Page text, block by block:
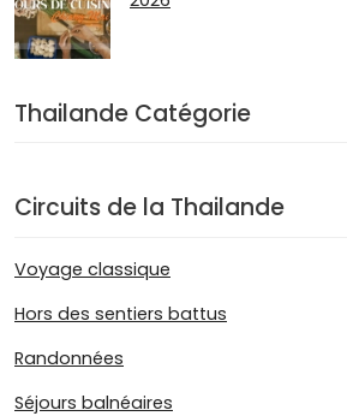
Thailande Catégorie
Circuits de la Thailande
Voyage classique
Hors des sentiers battus
Randonnées
Séjours balnéaires